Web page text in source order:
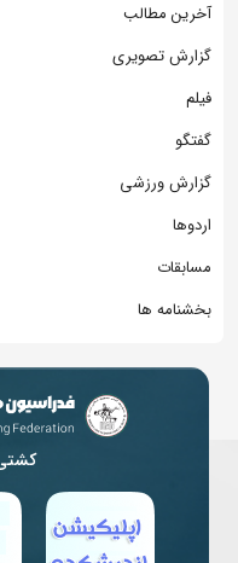
آخرین مطالب
گزارش تصویری
فیلم
گفتگو
گزارش ورزشی
اردوها
مسابقات
بخشنامه ها